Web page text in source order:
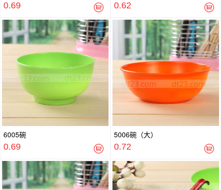
0.69
0.62
6005碗
0.69
5006碗（大）
0.72